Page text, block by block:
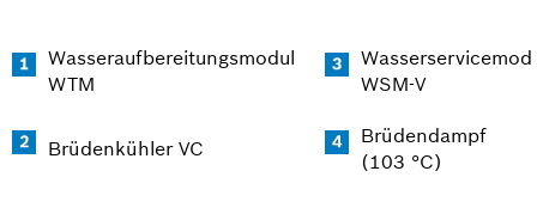
Wasseraufbereitungsmodul
WTM
WSM-V
Brüdenkühler VC
Brüdendampf
(103 °C)